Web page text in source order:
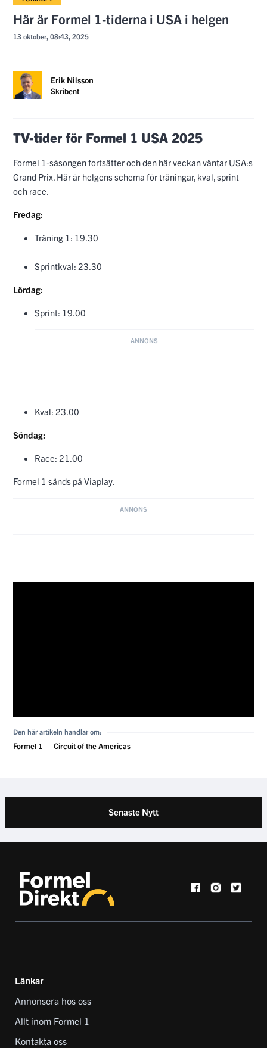
Här är Formel 1-tiderna i USA i helgen
13 oktober, 08:43, 2025
Erik Nilsson
Skribent
TV-tider för Formel 1 USA 2025
Formel 1-säsongen fortsätter och den här veckan väntar USA:s
Grand Prix. Här är helgens schema för träningar, kval, sprint
och race.
Fredag:
Träning 1: 19.30
Sprintkval: 23.30
Lördag:
Sprint: 19.00
Kval: 23.00
Söndag:
Race: 21.00
Formel 1 sänds på Viaplay.
Den här artikeln handlar om:
Formel 1 Circuit of the Americas
Senaste Nytt
Länkar
Annonsera hos oss
Allt inom Formel 1
Kontakta oss